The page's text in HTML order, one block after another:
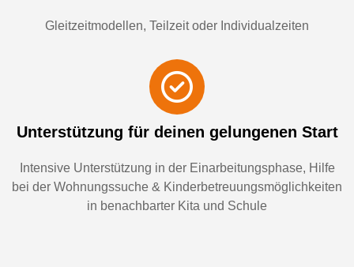
Gleitzeitmodellen, Teilzeit oder Individualzeiten
Un­ter­stüt­zung für dei­nen ge­lun­ge­nen Start
In­ten­si­ve Un­ter­stüt­zung in der Ein­ar­bei­tungs­pha­se, Hil­fe
bei der Woh­nungs­su­che & Kin­der­be­treu­ungs­mög­lich­kei­ten
in be­nach­bar­ter Kita und Schu­le